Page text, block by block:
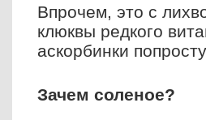
Впрочем, это с
клюквы редкого
аскорбинки
Зачем соленое?